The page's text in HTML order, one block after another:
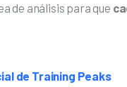
de análisis para que
de Training Peaks